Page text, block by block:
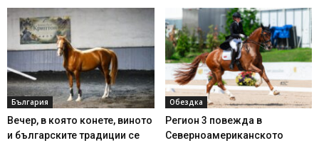
България
Вечер, в която конете, виното
и българските традиции се
Обездка
Регион 3 повежда в
Северноамериканското